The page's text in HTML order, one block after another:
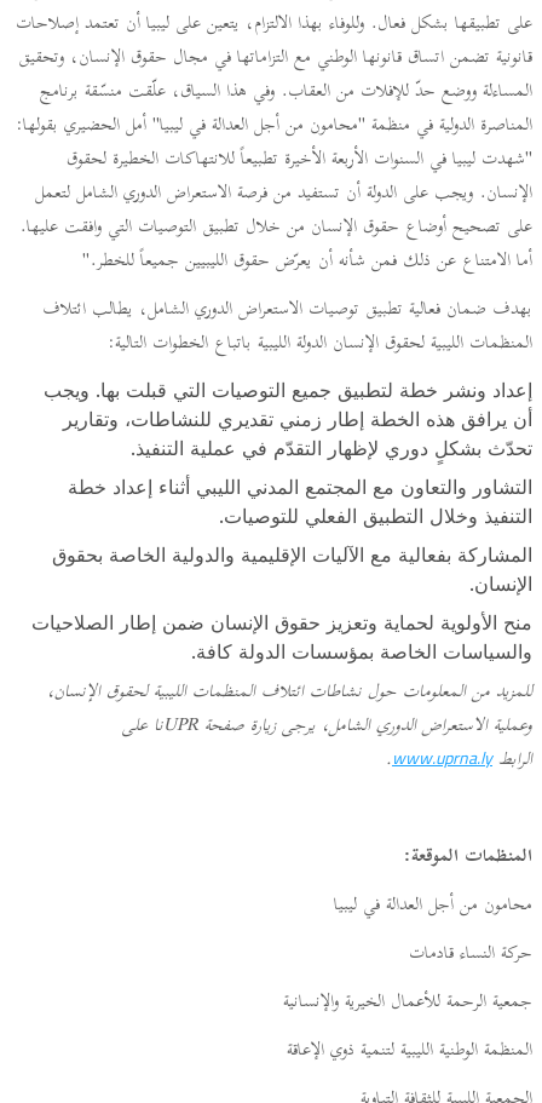
على تطبيقها بشكل فعال. وللوفاء بهذا الالتزام، يتعين على ليبيا أن تعتمد إصلاحات
قانونية تضمن اتساق قانونها الوطني مع التزاماتها في مجال حقوق الإنسان، وتحقيق
المساءلة ووضع حدّ للإفلات من العقاب. وفي هذا السياق، علّقت منسّقة برنامج
المناصرة الدولية في منظمة "محامون من أجل العدالة في ليبيا" أمل الحضيري بقولها:
"شهدت ليبيا في السنوات الأربعة الأخيرة تطبيعاً للانتهاكات الخطيرة لحقوق
الإنسان. ويجب على الدولة أن تستفيد من فرصة الاستعراض الدوري الشامل لتعمل
على تصحيح أوضاع حقوق الإنسان من خلال تطبيق التوصيات التي وافقت عليها.
أما الامتناع عن ذلك فمن شأنه أن يعرّض حقوق الليبيين جميعاً للخطر."
بهدف ضمان فعالية تطبيق توصيات الاستعراض الدوري الشامل، يطالب ائتلاف
المنظمات الليبية لحقوق الإنسان الدولة الليبية باتباع الخطوات التالية:
إعداد ونشر خطة لتطبيق جميع التوصيات التي قبلت بها. ويجب
أن يرافق هذه الخطة إطار زمني تقديري للنشاطات، وتقارير
تحدّث بشكلٍ دوري لإظهار التقدّم في عملية التنفيذ.
التشاور والتعاون مع المجتمع المدني الليبي أثناء إعداد خطة
التنفيذ وخلال التطبيق الفعلي للتوصيات.
المشاركة بفعالية مع الآليات الإقليمية والدولية الخاصة بحقوق
الإنسان.
منح الأولوية لحماية وتعزيز حقوق الإنسان ضمن إطار الصلاحيات
والسياسات الخاصة بمؤسسات الدولة كافة.
للمزيد من المعلومات حول نشاطات ائتلاف المنظمات الليبية لحقوق الإنسان،
وعملية الاستعراض الدوري الشامل، يرجى زيارة صفحة UPRنا على
الرابط www.uprna.ly
.
المنظمات الموقعة:
محامون من أجل العدالة في ليبيا
حركة النساء قادمات
جمعية الرحمة للأعمال الخيرية والإنسانية
المنظمة الوطنية الليبية لتنمية ذوي الإعاقة